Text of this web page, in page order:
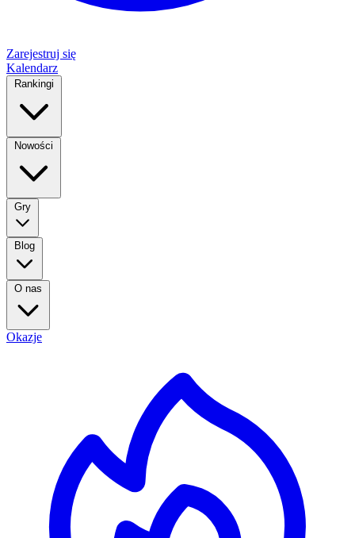
Zarejestruj się
Kalendarz
Rankingi
Nowości
Gry
Blog
O nas
Okazje